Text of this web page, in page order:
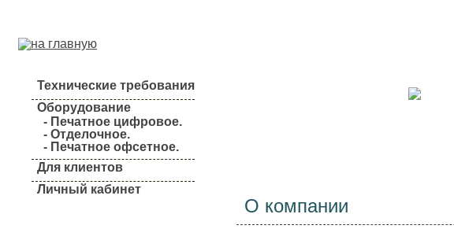
Технические требования
Оборудование
- Печатное цифровое.
- Отделочное.
- Печатное офсетное.
Для клиентов
Личный кабинет
О компании